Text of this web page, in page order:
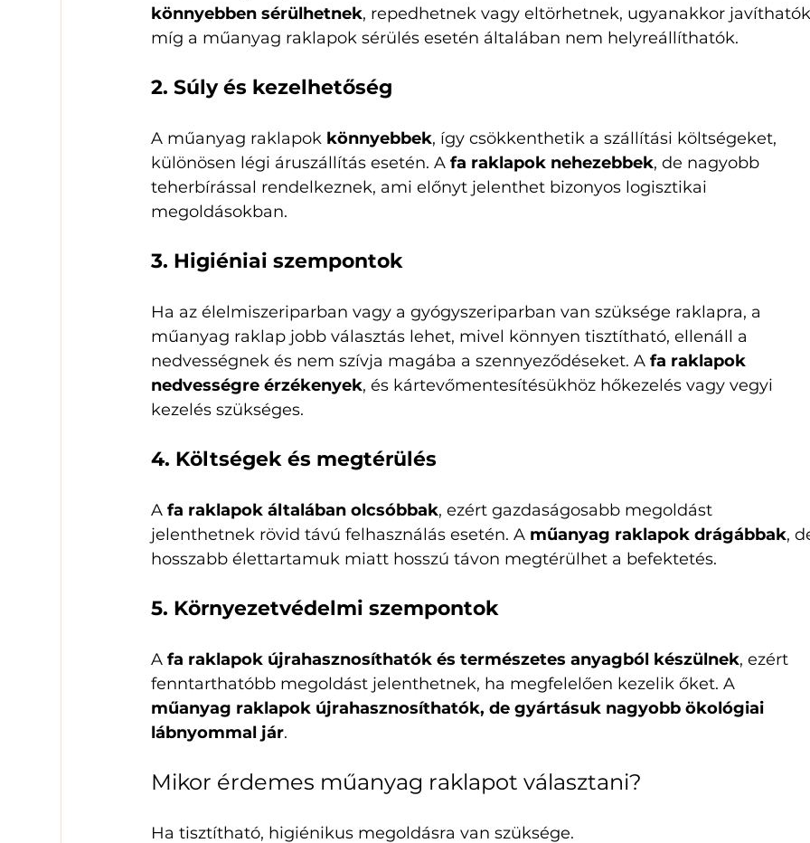
könnyebben sérülhetnek, repedhetnek vagy eltörhetnek, ugyanakkor
míg a műanyag raklapok sérülés esetén általában nem helyreállíthatók.
2. Súly és kezelhetőség
A műanyag raklapok könnyebbek, így csökkenthetik a szállítási költségeket,
különösen légi áruszállítás esetén. A fa raklapok nehezebbek, de nagyobb
teherbírással rendelkeznek, ami előnyt jelenthet bizonyos logisztikai
megoldásokban.
3. Higiéniai szempontok
Ha az élelmiszeriparban vagy a gyógyszeriparban van szüksége raklapra, a
műanyag raklap jobb választás lehet, mivel könnyen tisztítható, ellenáll a
nedvességnek és nem szívja magába a szennyeződéseket. A fa raklapok
nedvességre érzékenyek, és kártevőmentesítésükhöz hőkezelés vagy vegyi
kezelés szükséges.
4. Költségek és megtérülés
A fa raklapok általában olcsóbbak, ezért gazdaságosabb megoldást
jelenthetnek rövid távú felhasználás esetén. A műanyag raklapok drágábbak,
hosszabb élettartamuk miatt hosszú távon megtérülhet a befektetés.
5. Környezetvédelmi szempontok
A fa raklapok újrahasznosíthatók és természetes anyagból készülnek, ezért
fenntarthatóbb megoldást jelenthetnek, ha megfelelően kezelik őket. A
műanyag raklapok újrahasznosíthatók, de gyártásuk nagyobb ökológiai
lábnyommal jár.
Mikor érdemes műanyag raklapot választani?
Ha tisztítható, higiénikus megoldásra van szüksége.